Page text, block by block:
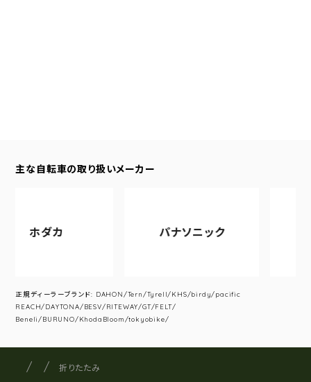
主な自転車の取り扱いメーカー
ホダカ パナソニック
正規ディーラーブランド: DAHON/Tern/Tyrell/KHS/birdy/pacific
REACH/DAYTONA/BESV/RITEWAY/GT/FELT/
Beneli/BURUNO/KhodaBloom/tokyobike/
サイト内の現在地
サイクルショップナカゴヤ
折りたたみ